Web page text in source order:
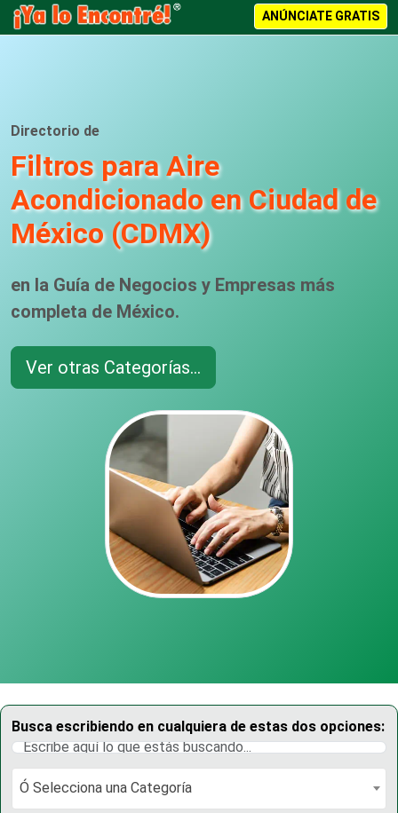
ANÚNCIATE GRATIS
Directorio de
Filtros para Aire
Acondicionado en Ciudad de
México (CDMX)
en la Guía de Negocios y Empresas más
completa de México.
Ver otras Categorías...
Busca escribiendo en cualquiera de estas dos opciones:
Ó Selecciona una Categoría
Ó Selecciona una Categoría